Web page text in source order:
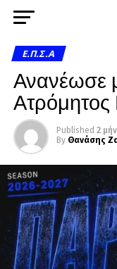
Ε.Π.Σ.Α
Ανανέωσε
Published 2
By Θανάσης